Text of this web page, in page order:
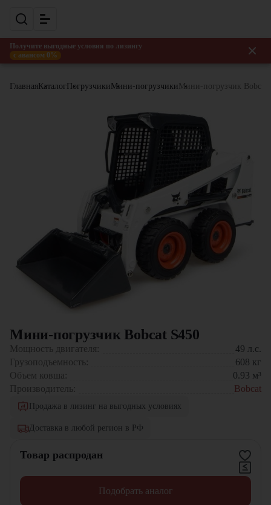
Получите выгодные условия по лизингу
с авансом 0%
Главная Каталог Погрузчики Мини-погрузчики Мини-погрузчик Bobcat
Мини-погрузчик Bobcat S450
Мощность двигателя: 49 л.с.
Грузоподъемность:
608 кг
Объем ковша:
0.93 м³
Производитель:
Bobcat
Продажа в лизинг на выгодных условиях
Доставка в любой регион в РФ
Товар распродан
Подобрать аналог